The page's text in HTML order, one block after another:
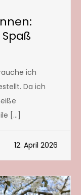
ich
Da ich
[…]
12. April 2026